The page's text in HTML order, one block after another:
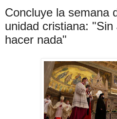
Concluye la semana
unidad cristiana:
hacer nada"